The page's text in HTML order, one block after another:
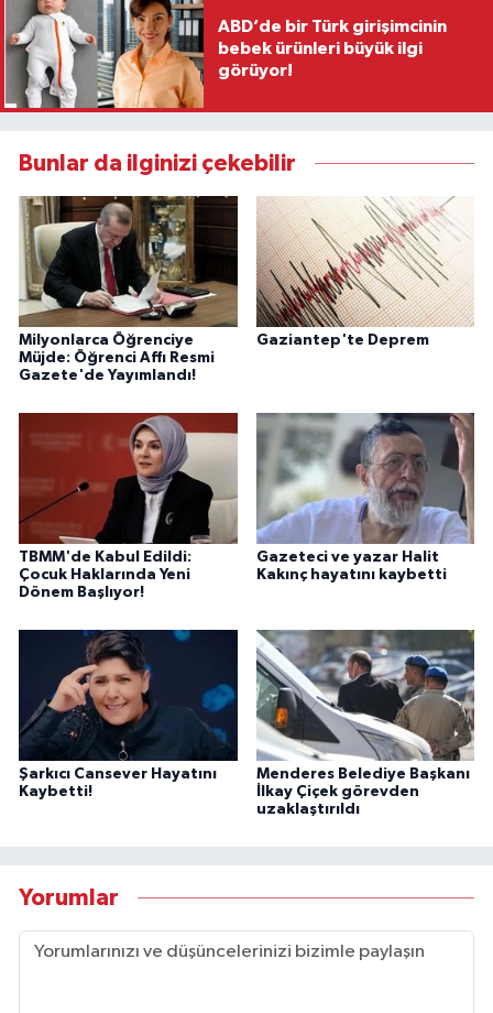
ABD’de bir Türk girişimcinin
bebek ürünleri büyük ilgi
görüyor!
Bunlar da ilginizi çekebilir
Milyonlarca Öğrenciye
Müjde: Öğrenci Affı Resmi
Gazete'de Yayımlandı!
Gaziantep'te Deprem
TBMM'de Kabul Edildi:
Çocuk Haklarında Yeni
Dönem Başlıyor!
Gazeteci ve yazar Halit
Kakınç hayatını kaybetti
Şarkıcı Cansever Hayatını
Kaybetti!
Menderes Belediye Başkanı
İlkay Çiçek görevden
uzaklaştırıldı
Yorumlar